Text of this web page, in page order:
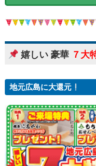
嬉しい 豪華 ７大
地元広島に大還元